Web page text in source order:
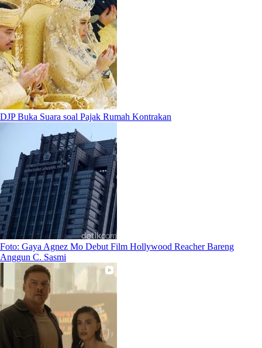
DJP Buka Suara soal Pajak Rumah Kontrakan
Foto: Gaya Agnez Mo Debut Film Hollywood Reacher Bareng
Anggun C. Sasmi